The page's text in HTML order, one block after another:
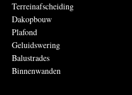
Terreinafscheiding
Dakopbouw
Plafond
Geluidswering
Balustrades
Binnenwanden